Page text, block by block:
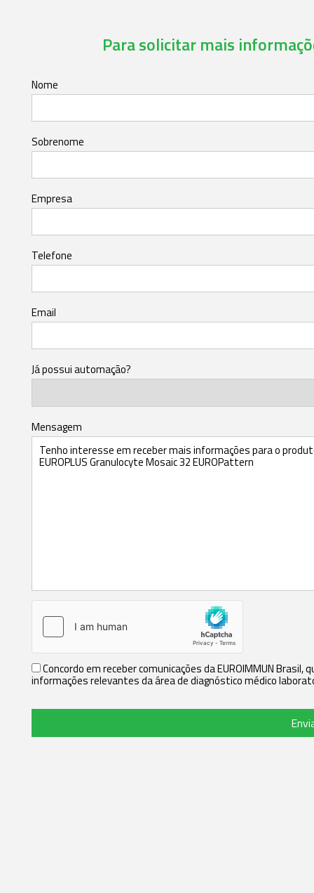
Para solicitar mais
Nome
Sobrenome
Empresa
Telefone
Email
Já possui automação?
Mensagem
Concordo em receber comunicações da EUROIMMUN
informações relevantes da área de diagnóstico médico